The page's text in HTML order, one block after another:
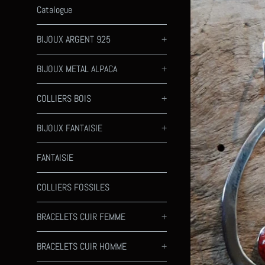
Catalogue
BIJOUX ARGENT 925 +
BIJOUX METAL ALPACA +
COLLIERS BOIS +
BIJOUX FANTAISIE +
FANTAISIE
COLLIERS FOSSILES
BRACELETS CUIR FEMME +
BRACELETS CUIR HOMME +